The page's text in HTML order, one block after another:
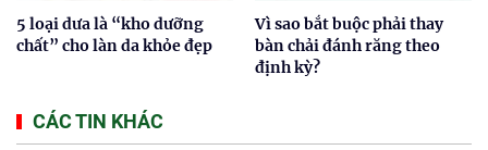
5 loại dưa là “kho dưỡng
chất” cho làn da khỏe đẹp
Vì sao bắt buộc phải thay
bàn chải đánh răng theo
định kỳ?
CÁC TIN KHÁC